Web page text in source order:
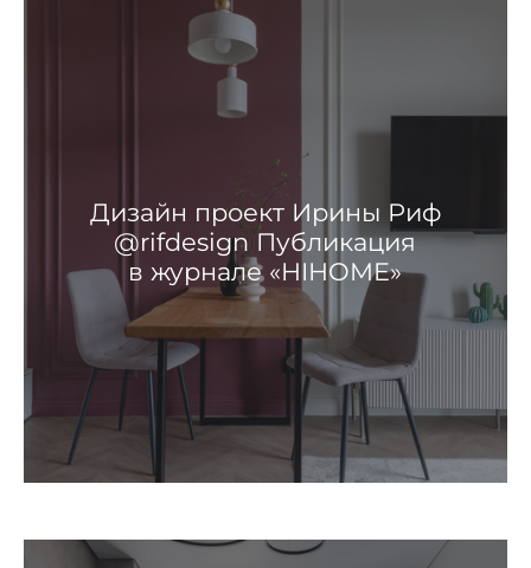
Дизайн проект Ирины Риф
@rifdesign Публикация
в журнале «HIHOME»